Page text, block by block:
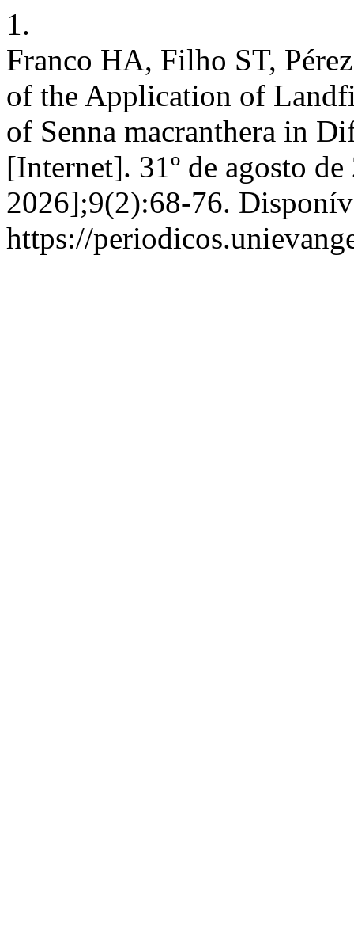
1.
Franco HA, Filho ST,
of the Application of
of Senna macranthera in
[Internet]. 31º de agosto
2026];9(2):68-76.
https://